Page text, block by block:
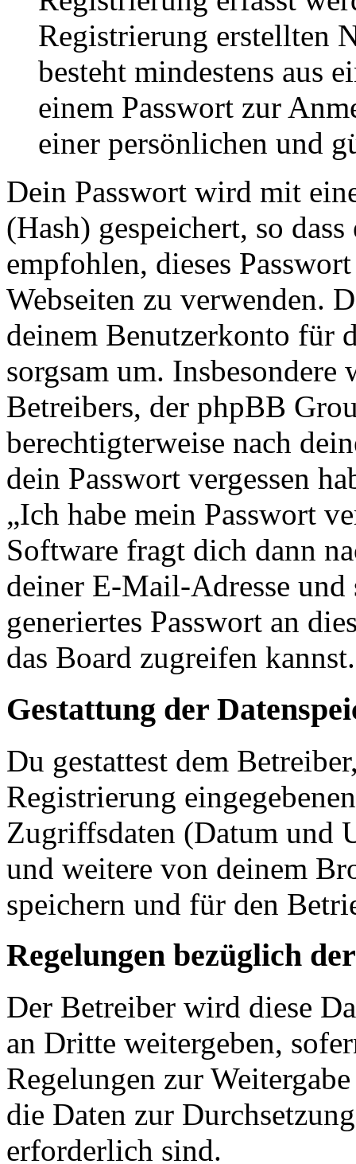
Registrierung erstellten
besteht mindestens aus
einem Passwort zur
einer persönlichen und
Dein Passwort wird mit
(Hash) gespeichert, so
empfohlen, dieses
Webseiten zu verwenden.
deinem Benutzerkonto für
sorgsam um.
Betreibers, der phpBB
berechtigterweise nach
dein Passwort vergessen
„Ich habe mein Passwort
Software fragt dich dann
deiner E-Mail-Adresse und
generiertes Passwort an
das Board zugreifen kannst.
Gestattung der
Du gestattest dem
Registrierung
Zugriffsdaten (Datum und
und weitere von deinem
speichern und für den
Regelungen bezüglich
Der Betreiber wird diese
an Dritte weitergeben,
Regelungen zur
die Daten zur
erforderlich sind.